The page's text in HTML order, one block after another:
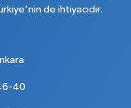
de ihtiyacıdır.
40